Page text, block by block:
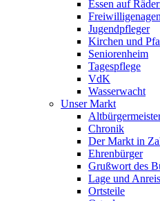
Essen auf
Jugendpfleger
Kirchen und
Seniorenheim
Tagespflege
VdK
Wasserwacht
Unser Markt
Chronik
Der Markt in
Ehrenbürger
Grußwort des
Lage und
Ortsteile